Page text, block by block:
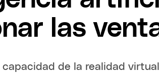
las
de la realidad